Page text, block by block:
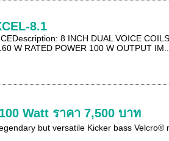
8.1
8 INCH DUAL VOICE
W RATED POWER 100 W OUTPUT IM...
Watt ราคา 7,500 บาท
but versatile Kicker bass